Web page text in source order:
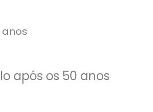
após os 50 anos